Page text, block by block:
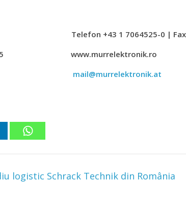
Telefon +43 1 7064525-0 | Fax +43
A.45 www.murrelektronik.ro
mail@murrelektronik.at
logistic Schrack Technik din România